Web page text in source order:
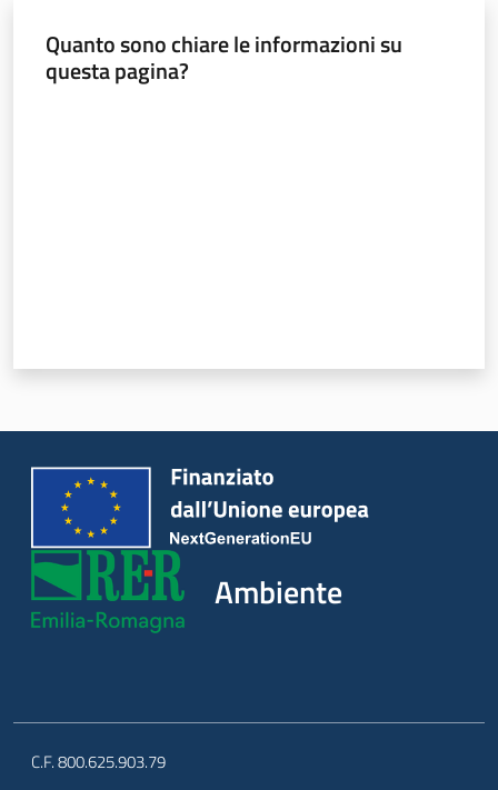
Quanto sono chiare le informazioni su
questa pagina?
Ambiente
C.F. 800.625.903.79